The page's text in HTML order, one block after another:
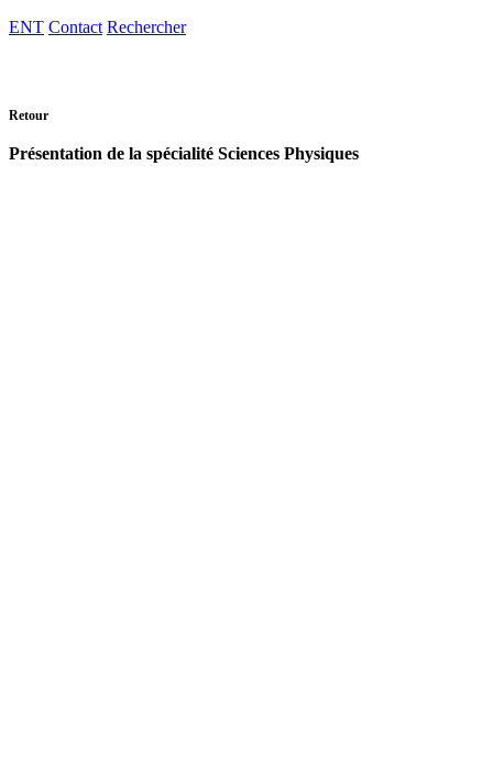
ENT Contact Rechercher
Retour
Présentation de la spécialité Sciences Physiques